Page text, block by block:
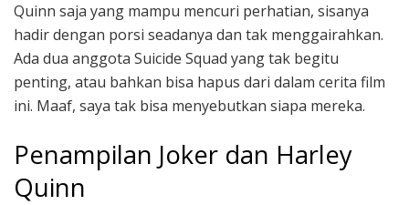
Quinn saja yang mampu mencuri perhatian, sisanya
hadir dengan porsi seadanya dan tak menggairahkan.
Ada dua anggota Suicide Squad yang tak begitu
penting, atau bahkan bisa hapus dari dalam cerita film
ini. Maaf, saya tak bisa menyebutkan siapa mereka.
Penampilan Joker dan Harley
Quinn